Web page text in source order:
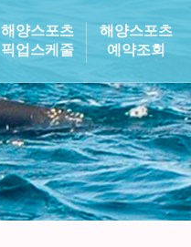
해양스포츠
픽업스케줄
해양스포츠
예약조회